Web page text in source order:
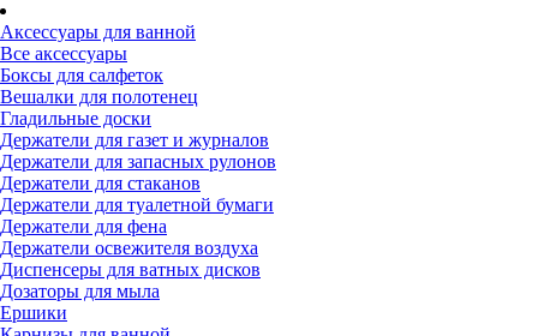
Аксессуары для ванной
Все аксессуары
Боксы для салфеток
Вешалки для полотенец
Гладильные доски
Держатели для газет и журналов
Держатели для запасных рулонов
Держатели для стаканов
Держатели для туалетной бумаги
Держатели для фена
Держатели освежителя воздуха
Диспенсеры для ватных дисков
Дозаторы для мыла
Ершики